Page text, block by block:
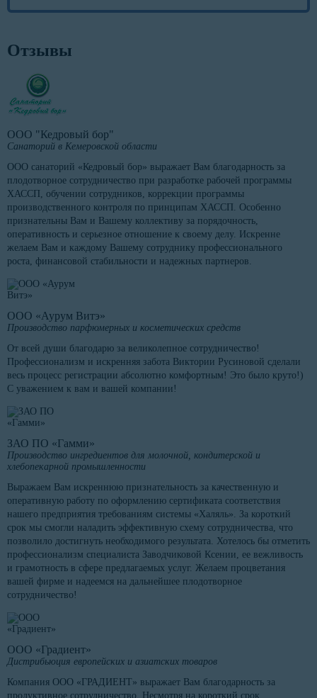
Отзывы
ООО "Кедровый бор"
Санаторий в Кемеровской области
ООО санаторий «Кедровый бор» выражает Вам благодарность за
плодотворное сотрудничество при разработке рабочей программы
ХАССП, обучении сотрудников, коррекции программы
производственного контроля по принципам ХАССП. Особенно
признательны Вам и Вашему коллективу за порядочность,
оперативность и серьезное отношение к своему делу. Искренне
желаем Вам и каждому Вашему сотруднику профессионального
роста, финансовой стабильности и надежных партнеров.
ООО «Аурум Витэ»
Производство парфюмерных и косметических средств
От всей души благодарю за великолепное сотрудничество!
Профессионализм и искренняя забота Виктории Русиновой сделали
весь процесс регистрации абсолютно комфортным! Это было круто!)
С уважением к вам и вашей компании!
ЗАО ПО «Гамми»
Производство ингредиентов для молочной, кондитерской и
хлебопекарной промышленности
Выражаем Вам искреннюю признательность за качественную и
оперативную работу по оформлению сертификата соответствия
нашего предприятия требованиям системы «Халяль». За короткий
срок мы смогли наладить эффективную схему сотрудничества, что
позволило достигнуть необходимого результата. Хотелось бы отметить
профессионализм специалиста Заводчиковой Ксении, ее вежливость
и грамотность в сфере предлагаемых услуг. Желаем процветания
вашей фирме и надеемся на дальнейшее плодотворное
сотрудничество!
ООО «Градиент»
Дистрибьюция европейских и азиатских товаров
Компания ООО «ГРАДИЕНТ» выражает Вам благодарность за
продуктивное сотрудничество. Несмотря на короткий срок